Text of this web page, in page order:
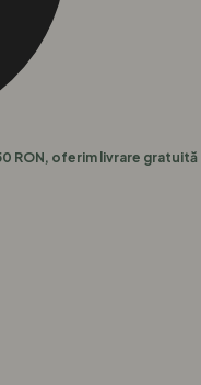
RON, oferim livrare gratuită